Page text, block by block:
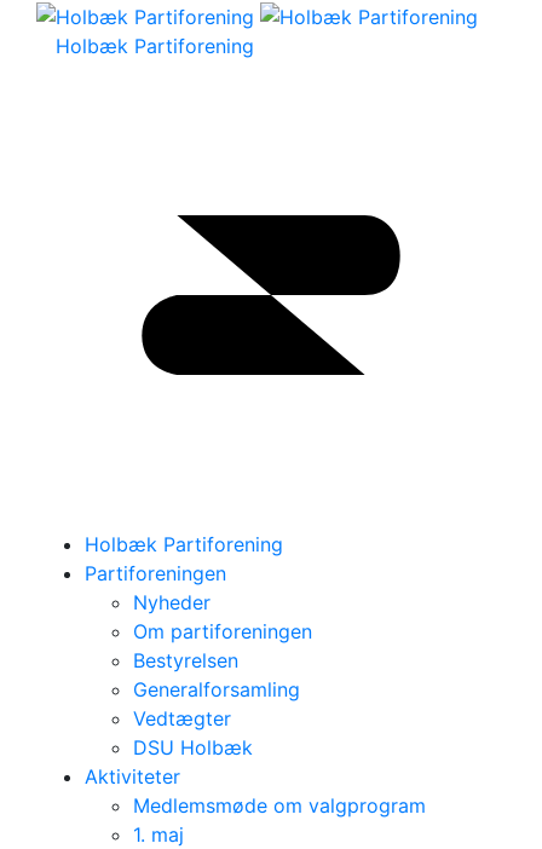
Holbæk Partiforening
Holbæk Partiforening
Partiforeningen
Nyheder
Om partiforeningen
Bestyrelsen
Generalforsamling
Vedtægter
DSU Holbæk
Aktiviteter
Medlemsmøde om valgprogram
1. maj